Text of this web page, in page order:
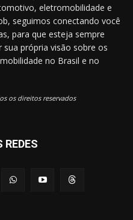
eletromobilidade e
seguimos conectando você
para que esteja sempre
própria visão sobre os
no Brasil e no
os direitos reservados
REDES